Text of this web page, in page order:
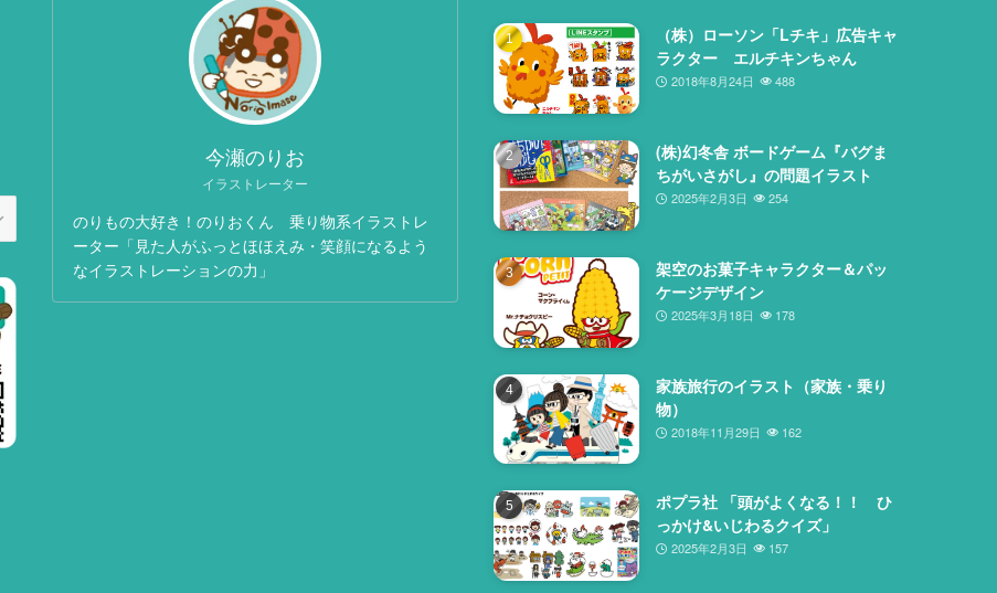
今瀬のりお
イラストレーター
のりもの大好き！のりおくん 乗り物系イラストレ
ーター「見た人がふっとほほえみ・笑顔になるよう
なイラストレーションの力」
（株）ローソン「Lチキ」広告キャ
ラクター エルチキンちゃん
2018年8月24日 488
(株)幻冬舎 ボードゲーム『バグま
ちがいさがし』の問題イラスト
2025年2月3日 254
架空のお菓子キャラクター＆パッ
ケージデザイン
2025年3月18日 178
家族旅行のイラスト（家族・乗り
物）
2018年11月29日 162
ポプラ社 「頭がよくなる！！ ひ
っかけ&いじわるクイズ」
2025年2月3日 157